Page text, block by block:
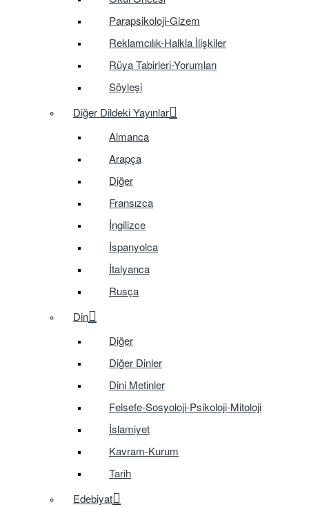
Parapsikoloji-Gizem
Reklamcılık-Halkla İlişkiler
Rüya Tabirleri-Yorumları
Söyleşi
Diğer Dildeki Yayınlar
Almanca
Arapça
Diğer
Fransızca
İngilizce
İspanyolca
İtalyanca
Rusça
Din
Diğer
Diğer Dinler
Dini Metinler
Felsefe-Sosyoloji-Psikoloji-Mitoloji
İslamiyet
Kavram-Kurum
Tarih
Edebiyat